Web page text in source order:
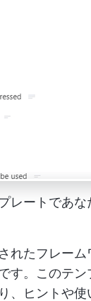
レートであ
れたフレー
す。このテ
、ヒントや